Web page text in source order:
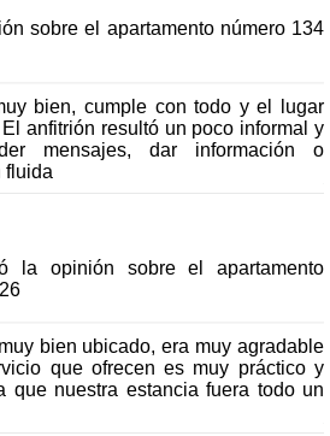
sobre el apartamento número 134
bien, cumple con todo y el lugar
anfitrión resultó un poco informal y
mensajes, dar información o
fluida
la opinión sobre el apartamento
bien ubicado, era muy agradable
que ofrecen es muy práctico y
que nuestra estancia fuera todo un